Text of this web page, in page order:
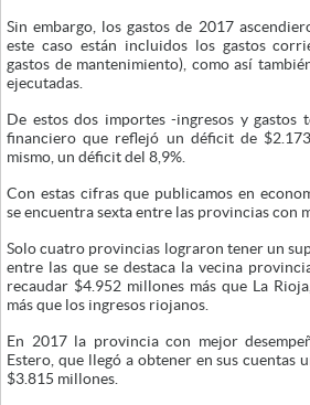
Sin embargo, los gastos de 2017
este caso están incluidos los gastos
gastos de mantenimiento), como así
ejecutadas.
De estos dos importes -ingresos y gastos
financiero que reflejó un déficit de
mismo, un déficit del 8,9%.
Con estas cifras que publicamos en
se encuentra sexta entre las provincias con
Solo cuatro provincias lograron tener un
entre las que se destaca la vecina
recaudar $4.952 millones más que La
más que los ingresos riojanos.
En 2017 la provincia con mejor
Estero, que llegó a obtener en sus cuentas
$3.815 millones.